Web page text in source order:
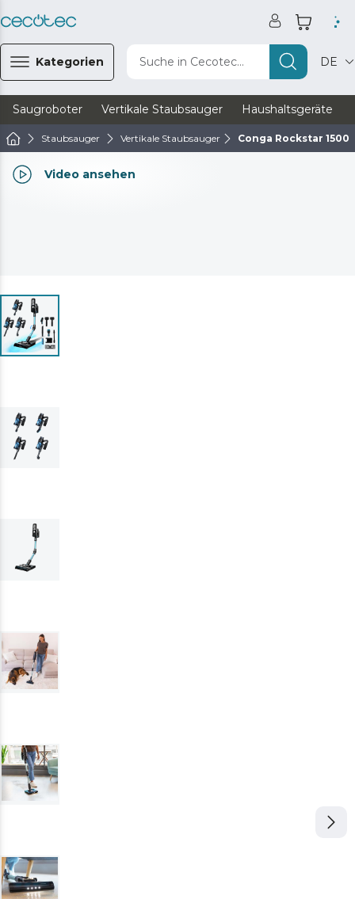
Kategorien Suche in Cecotec... DE
Saugroboter Vertikale Staubsauger Haushaltsgeräte
Staubsauger Vertikale Staubsauger Conga Rockstar 1500
Video ansehen